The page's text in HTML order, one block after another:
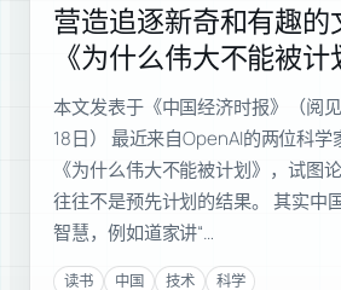
营造追逐新奇和有趣
《为什么伟大不能被
本文发表于《中国经济时报》（阅
18日） 最近来自OpenAI的两位科
《为什么伟大不能被计划》，试图
往往不是预先计划的结果。 其实中
智慧，例如道家讲“…
读书 中国 技术 科学